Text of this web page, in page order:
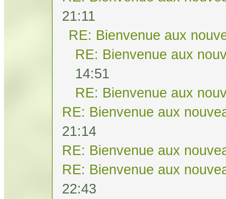
21:11
RE: Bienvenue aux
RE: Bienvenue aux
14:51
RE: Bienvenue aux
RE: Bienvenue aux
21:14
RE: Bienvenue aux
RE: Bienvenue aux
22:43